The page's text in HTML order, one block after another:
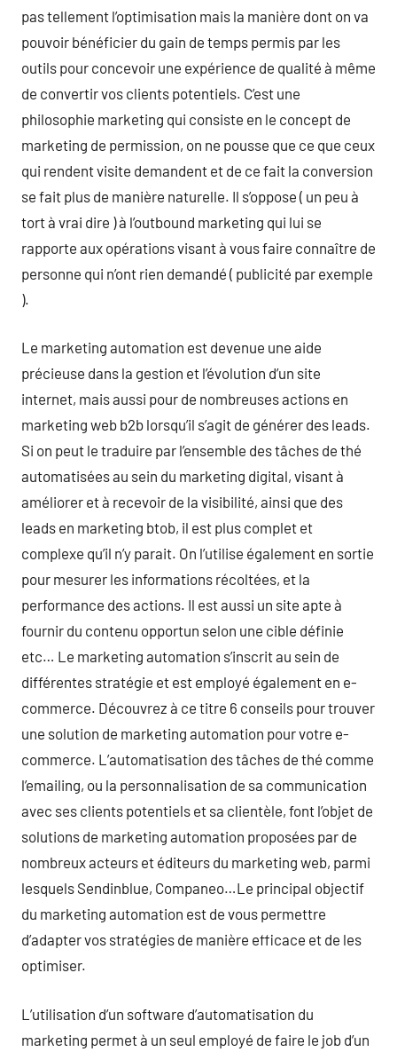
pas tellement l’optimisation mais la manière dont on va
pouvoir bénéficier du gain de temps permis par les
outils pour concevoir une expérience de qualité à même
de convertir vos clients potentiels. C’est une
philosophie marketing qui consiste en le concept de
marketing de permission, on ne pousse que ce que ceux
qui rendent visite demandent et de ce fait la conversion
se fait plus de manière naturelle. Il s’oppose ( un peu à
tort à vrai dire ) à l’outbound marketing qui lui se
rapporte aux opérations visant à vous faire connaître de
personne qui n’ont rien demandé ( publicité par exemple
).
Le marketing automation est devenue une aide
précieuse dans la gestion et l’évolution d’un site
internet, mais aussi pour de nombreuses actions en
marketing web b2b lorsqu’il s’agit de générer des leads.
Si on peut le traduire par l’ensemble des tâches de thé
automatisées au sein du marketing digital, visant à
améliorer et à recevoir de la visibilité, ainsi que des
leads en marketing btob, il est plus complet et
complexe qu’il n’y parait. On l’utilise également en sortie
pour mesurer les informations récoltées, et la
performance des actions. Il est aussi un site apte à
fournir du contenu opportun selon une cible définie
etc… Le marketing automation s’inscrit au sein de
différentes stratégie et est employé également en e-
commerce. Découvrez à ce titre 6 conseils pour trouver
une solution de marketing automation pour votre e-
commerce. L’automatisation des tâches de thé comme
l’emailing, ou la personnalisation de sa communication
avec ses clients potentiels et sa clientèle, font l’objet de
solutions de marketing automation proposées par de
nombreux acteurs et éditeurs du marketing web, parmi
lesquels Sendinblue, Companeo…Le principal objectif
du marketing automation est de vous permettre
d’adapter vos stratégies de manière efficace et de les
optimiser.
L’utilisation d’un software d’automatisation du
marketing permet à un seul employé de faire le job d’un